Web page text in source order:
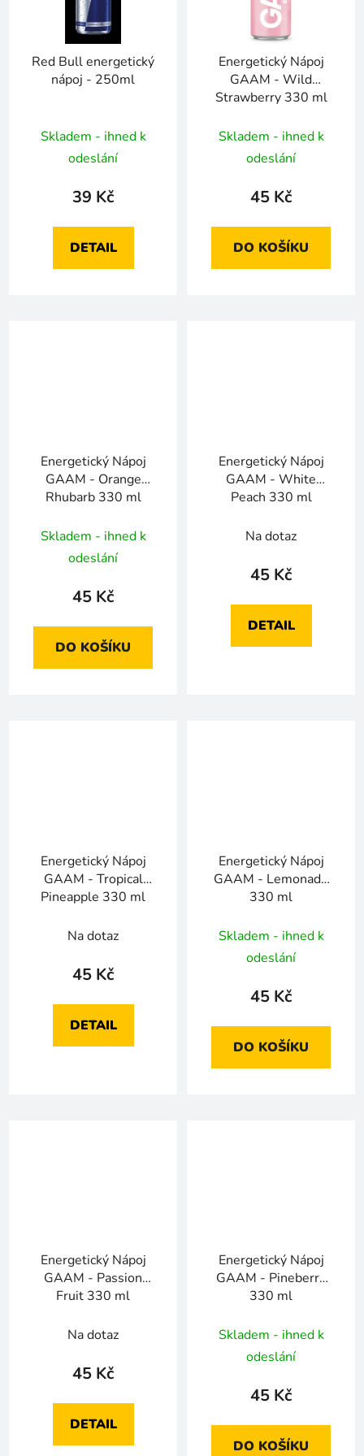
Red Bull energetický
nápoj - 250ml
Skladem - ihned k
odeslání
39 Kč
DETAIL
Energetický Nápoj
GAAM - Wild
Strawberry 330 ml
Skladem - ihned k
odeslání
45 Kč
DO KOŠÍKU
Energetický Nápoj
GAAM - Orange
Rhubarb 330 ml
Skladem - ihned k
odeslání
45 Kč
DO KOŠÍKU
Energetický Nápoj
GAAM - White
Peach 330 ml
Na dotaz
45 Kč
DETAIL
Energetický Nápoj
GAAM - Tropical
Pineapple 330 ml
Na dotaz
45 Kč
DETAIL
Energetický Nápoj
GAAM - Lemonade
330 ml
Skladem - ihned k
odeslání
45 Kč
DO KOŠÍKU
Energetický Nápoj
GAAM - Passion
Fruit 330 ml
Na dotaz
45 Kč
DETAIL
Energetický Nápoj
GAAM - Pineberry
330 ml
Skladem - ihned k
odeslání
45 Kč
DO KOŠÍKU